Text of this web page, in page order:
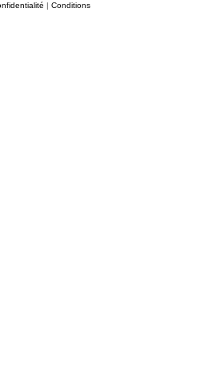
| Conditions